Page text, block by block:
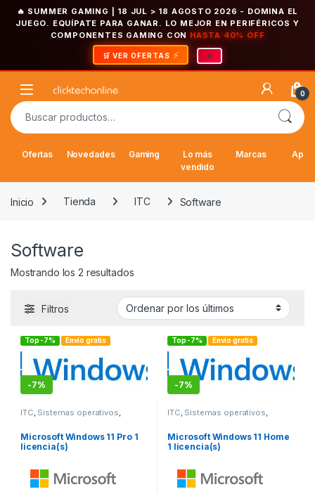
🔥 SUMMER GAMING | 18 JUL > 18 AGOSTO 2026 - DOMINA EL
JUEGO. EQUÍPATE PARA GANAR. LO MEJOR EN PERIFÉRICOS Y
COMPONENTES GAMING CON HASTA 40% OFF
🛒 VER OFERTAS ×
Open 0
Buscar por:
Ofertas Novedades Gaming
Lo más
vendido
Marcas
Inicio Tienda ITC Software
Software
Mostrando los 2 resultadosOrdenado por los últimos
Filtros
Top -7% Envío gratis
-7%
ITC, Sistemas operativos,
Microsoft Windows 11 Pro 1
licencia(s)
Top -7% Envío gratis
-7%
ITC, Sistemas operativos,
Microsoft Windows 11 Home
1 licencia(s)